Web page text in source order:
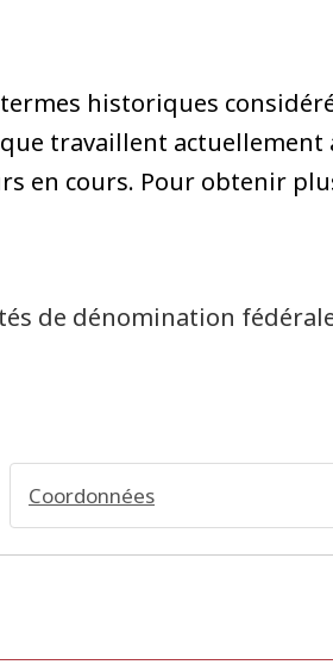
historiques
travaillent actuellement
en cours. Pour obtenir
de dénomination
Coordonnées